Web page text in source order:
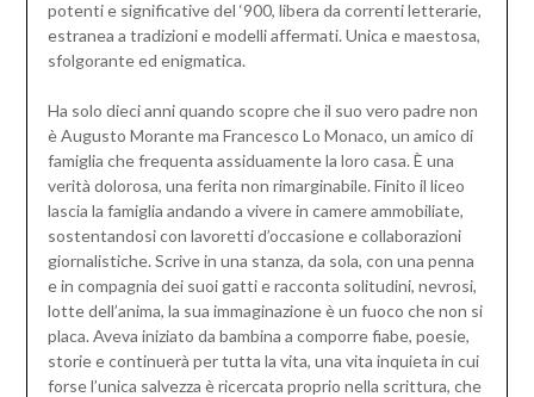
potenti e significative del ‘900, libera da correnti letterarie,
estranea a tradizioni e modelli affermati. Unica e maestosa,
sfolgorante ed enigmatica.
Ha solo dieci anni quando scopre che il suo vero padre non
è Augusto Morante ma Francesco Lo Monaco, un amico di
famiglia che frequenta assiduamente la loro casa. È una
verità dolorosa, una ferita non rimarginabile. Finito il liceo
lascia la famiglia andando a vivere in camere ammobiliate,
sostentandosi con lavoretti d’occasione e collaborazioni
giornalistiche. Scrive in una stanza, da sola, con una penna
e in compagnia dei suoi gatti e racconta solitudini, nevrosi,
lotte dell’anima, la sua immaginazione è un fuoco che non si
placa. Aveva iniziato da bambina a comporre fiabe, poesie,
storie e continuerà per tutta la vita, una vita inquieta in cui
forse l’unica salvezza è ricercata proprio nella scrittura, che